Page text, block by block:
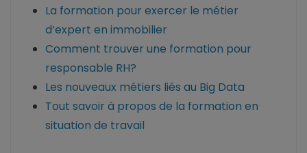
La formation pour exercer le métier
d’expert en immobilier
Comment trouver une formation pour
responsable RH?
Les nouveaux métiers liés au Big Data
Tout savoir à propos de la formation en
situation de travail